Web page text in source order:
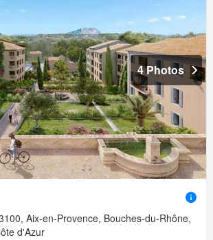
4 Photos
Aix-en-Provence, Bouches-du-Rhône,
d'Azur